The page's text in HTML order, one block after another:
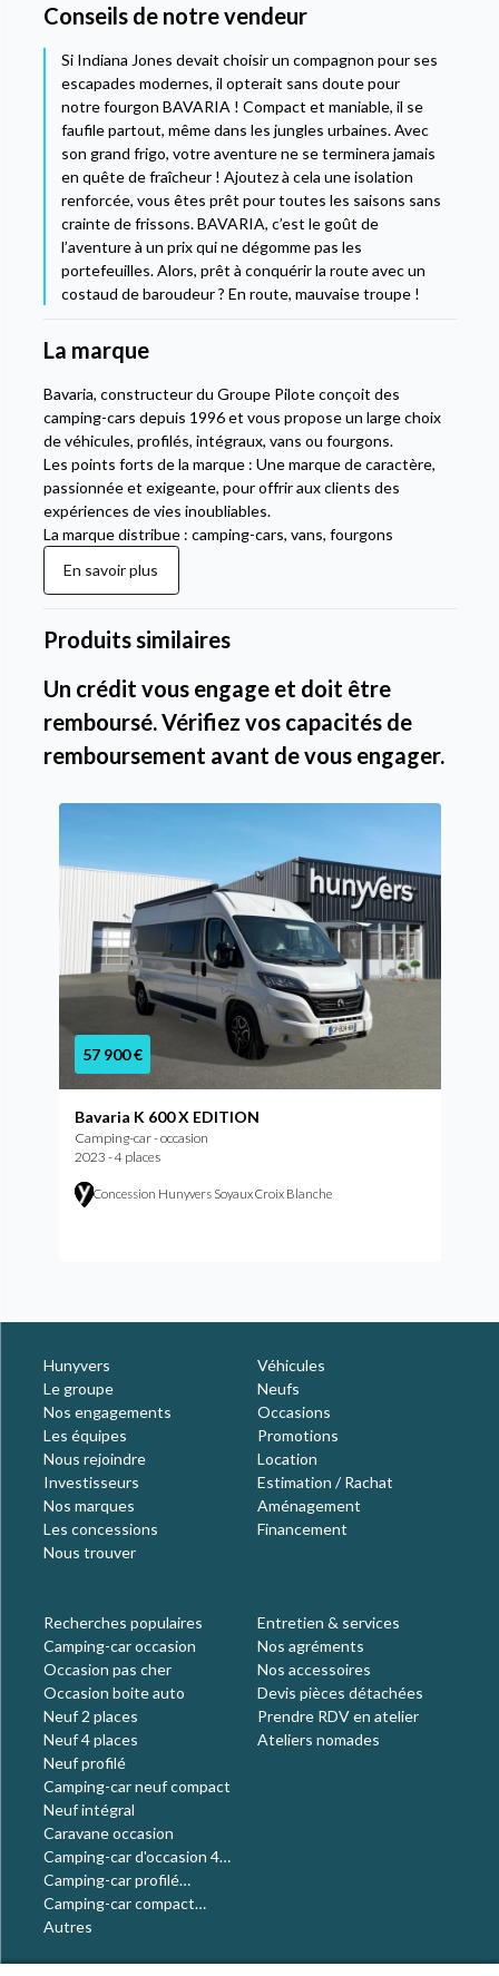
Conseils de notre vendeur
Si Indiana Jones devait choisir un compagnon pour ses
escapades modernes, il opterait sans doute pour
notre fourgon BAVARIA ! Compact et maniable, il se
faufile partout, même dans les jungles urbaines. Avec
son grand frigo, votre aventure ne se terminera jamais
en quête de fraîcheur ! Ajoutez à cela une isolation
renforcée, vous êtes prêt pour toutes les saisons sans
crainte de frissons. BAVARIA, c’est le goût de
l’aventure à un prix qui ne dégomme pas les
portefeuilles. Alors, prêt à conquérir la route avec un
costaud de baroudeur ? En route, mauvaise troupe !
La marque
Bavaria, constructeur du Groupe Pilote conçoit des
camping-cars depuis 1996 et vous propose un large choix
de véhicules, profilés, intégraux, vans ou fourgons.
Les points forts de la marque : Une marque de caractère,
passionnée et exigeante, pour offrir aux clients des
expériences de vies inoubliables.
La marque distribue : camping-cars, vans, fourgons
En savoir plus
Produits similaires
Un crédit vous engage et doit être
remboursé. Vérifiez vos capacités de
remboursement avant de vous engager.
57 900 €
Bavaria K 600 X EDITION
Camping-car - occasion
2023 - 4 places
Concession Hunyvers Soyaux Croix Blanche
Hunyvers
Le groupe
Nos engagements
Les équipes
Nous rejoindre
Investisseurs
Nos marques
Les concessions
Nous trouver
Véhicules
Neufs
Occasions
Promotions
Location
Estimation / Rachat
Aménagement
Financement
Recherches populaires
Camping-car occasion
Occasion pas cher
Occasion boite auto
Neuf 2 places
Neuf 4 places
Neuf profilé
Camping-car neuf compact
Neuf intégral
Caravane occasion
Camping-car d'occasion 4
places
Camping-car profilé
occasion
Camping-car compact
occasion
Autres
Entretien & services
Nos agréments
Nos accessoires
Devis pièces détachées
Prendre RDV en atelier
Ateliers nomades